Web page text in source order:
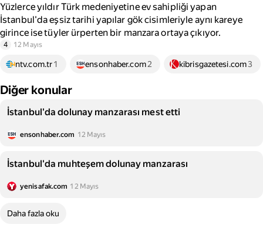
Yüzlerce yıldır Türk medeniyetine ev sahipliği yapan
İstanbul'da eşsiz tarihi yapılar gök cisimleriyle aynı kareye
girince ise tüyler ürperten bir manzara ortaya çıkıyor.
4 12 Mayıs
ntv.com.tr1 ensonhaber.com2 kibrisgazetesi.com3
Diğer konular
İstanbul'da dolunay manzarası mest etti
ensonhaber.com 12 Mayıs
İstanbul'da muhteşem dolunay manzarası
yenisafak.com 12 Mayıs
Daha fazla oku